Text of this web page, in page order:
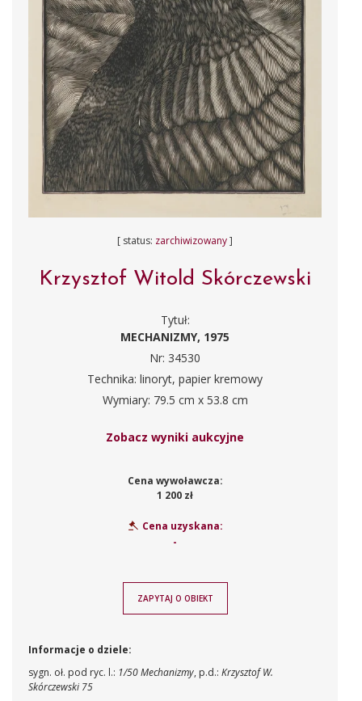
[ status: zarchiwizowany]
Krzysztof Witold Skórczewski
Tytuł:
MECHANIZMY, 1975
Nr: 34530
Technika: linoryt, papier kremowy
Wymiary: 79.5 cm x 53.8 cm
Zobacz wyniki aukcyjne
Cena wywoławcza:
1 200 zł
Cena uzyskana:
-
ZAPYTAJ O OBIEKT
Informacje o dziele:
sygn. oł. pod ryc. l.: 1/50 Mechanizmy, p.d.: Krzysztof W.
Skórczewski 75